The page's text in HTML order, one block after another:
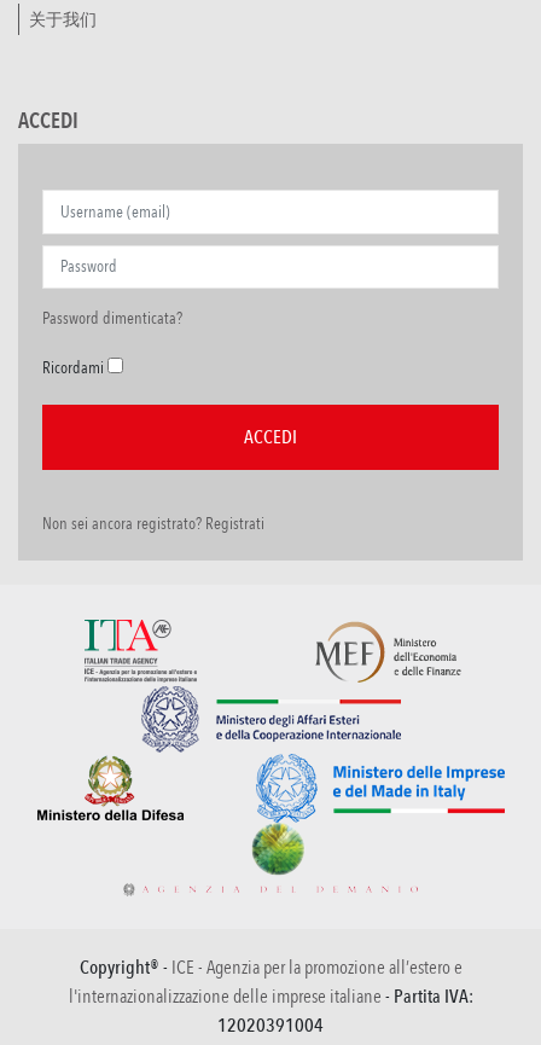
关于我们
ACCEDI
Password dimenticata?
Ricordami
Non sei ancora registrato? Registrati
Copyright® - ICE - Agenzia per la promozione all’estero e
l'internazionalizzazione delle imprese italiane - Partita IVA:
12020391004